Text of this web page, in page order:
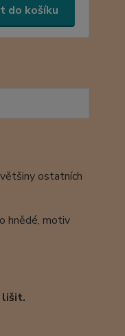
do košíku
ostatních
hnědé, motiv
lišit.